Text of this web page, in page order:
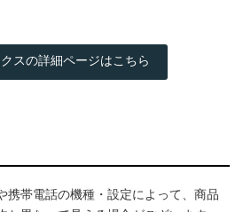
スの詳細ページはこちら
携帯電話の機種・設定によって、商品